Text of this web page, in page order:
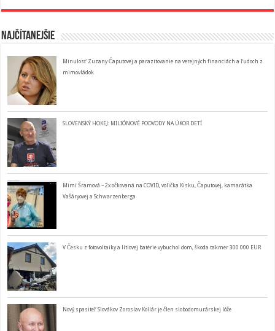
Najčítanejšie
Minulosť Zuzany Čaputovej a parazitovanie na verejných financiách a ľudoch z
mimovládok
SLOVENSKÝ HOKEJ: MILIÓNOVÉ PODVODY NA ÚKOR DETÍ
Mimi Šramová – 2x očkovaná na COVID, volička Kisku, Čaputovej, kamarátka
Vašáryovej a Schwarzenberga
V Česku z fotovoltaiky a lítiovej batérie vybuchol dom, škoda takmer 300 000 EUR
Nový spasiteľ Slovákov Zoroslav Kollár je člen slobodomurárskej lóže